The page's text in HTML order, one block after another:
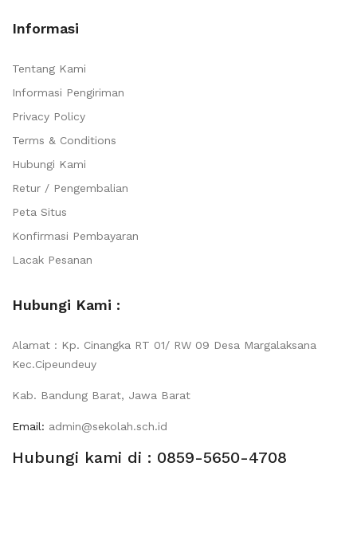
Informasi
Tentang Kami
Informasi Pengiriman
Privacy Policy
Terms & Conditions
Hubungi Kami
Retur / Pengembalian
Peta Situs
Konfirmasi Pembayaran
Lacak Pesanan
Hubungi Kami :
Alamat : Kp. Cinangka RT 01/ RW 09 Desa Margalaksana
Kec.Cipeundeuy
Kab. Bandung Barat, Jawa Barat
Email: admin@sekolah.sch.id
Hubungi kami di : 0859-5650-4708